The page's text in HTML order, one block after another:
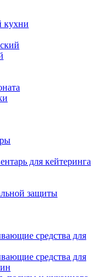
кухни
для кейтеринга
защиты
средства для
средства для